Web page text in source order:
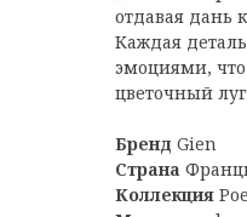
отдавая дань
Каждая
эмоциями,
цветочный
Бренд Gien
Страна
Коллекция